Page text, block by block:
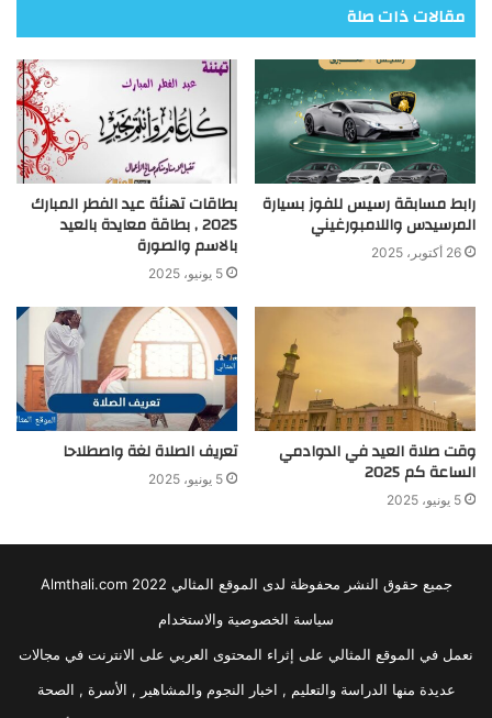
مقالات ذات صلة
رابط مسابقة رسيس للفوز بسيارة
المرسيدس واللامبورغيني
26 أكتوبر، 2025
بطاقات تهنئة عيد الفطر المبارك
2025 , بطاقة معايدة بالعيد
بالاسم والصورة
5 يونيو، 2025
وقت صلاة العيد في الدوادمي
الساعة كم 2025
5 يونيو، 2025
تعريف الصلاة لغة واصطلاحا
5 يونيو، 2025
جميع حقوق النشر محفوظة لدى الموقع المثالي 2022 Almthali.com
سياسة الخصوصية والاستخدام
نعمل في الموقع المثالي على إثراء المحتوى العربي على الانترنت في مجالات
عديدة منها الدراسة والتعليم , اخبار النجوم والمشاهير , الأسرة , الصحة